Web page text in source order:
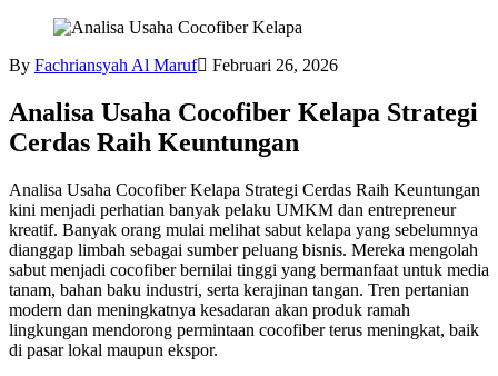
By Fachriansyah Al Maruf Februari 26, 2026
Analisa Usaha Cocofiber Kelapa Strategi
Cerdas Raih Keuntungan
Analisa Usaha Cocofiber Kelapa Strategi Cerdas Raih Keuntungan
kini menjadi perhatian banyak pelaku UMKM dan entrepreneur
kreatif. Banyak orang mulai melihat sabut kelapa yang sebelumnya
dianggap limbah sebagai sumber peluang bisnis. Mereka mengolah
sabut menjadi cocofiber bernilai tinggi yang bermanfaat untuk media
tanam, bahan baku industri, serta kerajinan tangan. Tren pertanian
modern dan meningkatnya kesadaran akan produk ramah
lingkungan mendorong permintaan cocofiber terus meningkat, baik
di pasar lokal maupun ekspor.